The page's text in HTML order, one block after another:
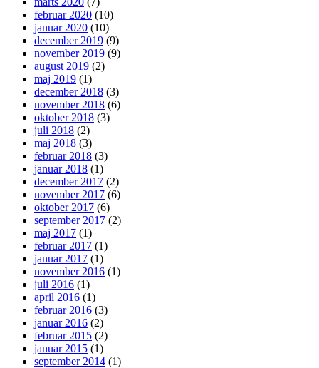
februar 2020 (10)
januar 2020 (10)
december 2019 (9)
november 2019 (9)
august 2019 (2)
maj 2019 (1)
december 2018 (3)
november 2018 (6)
oktober 2018 (3)
juli 2018 (2)
maj 2018 (3)
februar 2018 (3)
januar 2018 (1)
december 2017 (2)
november 2017 (6)
oktober 2017 (6)
september 2017 (2)
maj 2017 (1)
februar 2017 (1)
januar 2017 (1)
november 2016 (1)
juli 2016 (1)
april 2016 (1)
februar 2016 (3)
januar 2016 (2)
februar 2015 (2)
januar 2015 (1)
september 2014 (1)